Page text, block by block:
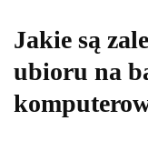
Jakie są
ubioru na